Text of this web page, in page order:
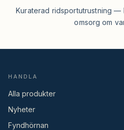
Kuraterad ridsportutrustning
omsorg om
HANDLA
Alla produkter
Nyheter
Fyndhörnan